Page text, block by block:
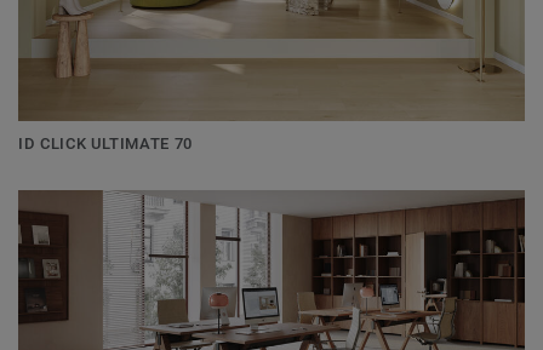
ID CLICK ULTIMATE 70